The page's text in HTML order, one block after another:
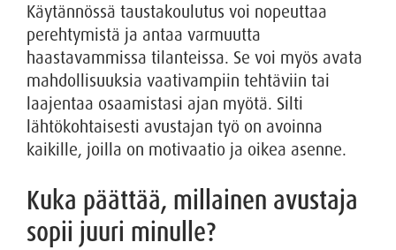
Käytännössä taustakoulutus voi nopeuttaa
perehtymistä ja antaa varmuutta
haastavammissa tilanteissa. Se voi myös avata
mahdollisuuksia vaativampiin tehtäviin tai
laajentaa osaamistasi ajan myötä. Silti
lähtökohtaisesti avustajan työ on avoinna
kaikille, joilla on motivaatio ja oikea asenne.
Kuka päättää, millainen avustaja
sopii juuri minulle?